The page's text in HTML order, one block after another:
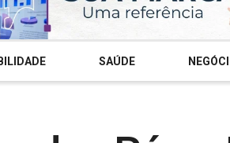
SAÚDE